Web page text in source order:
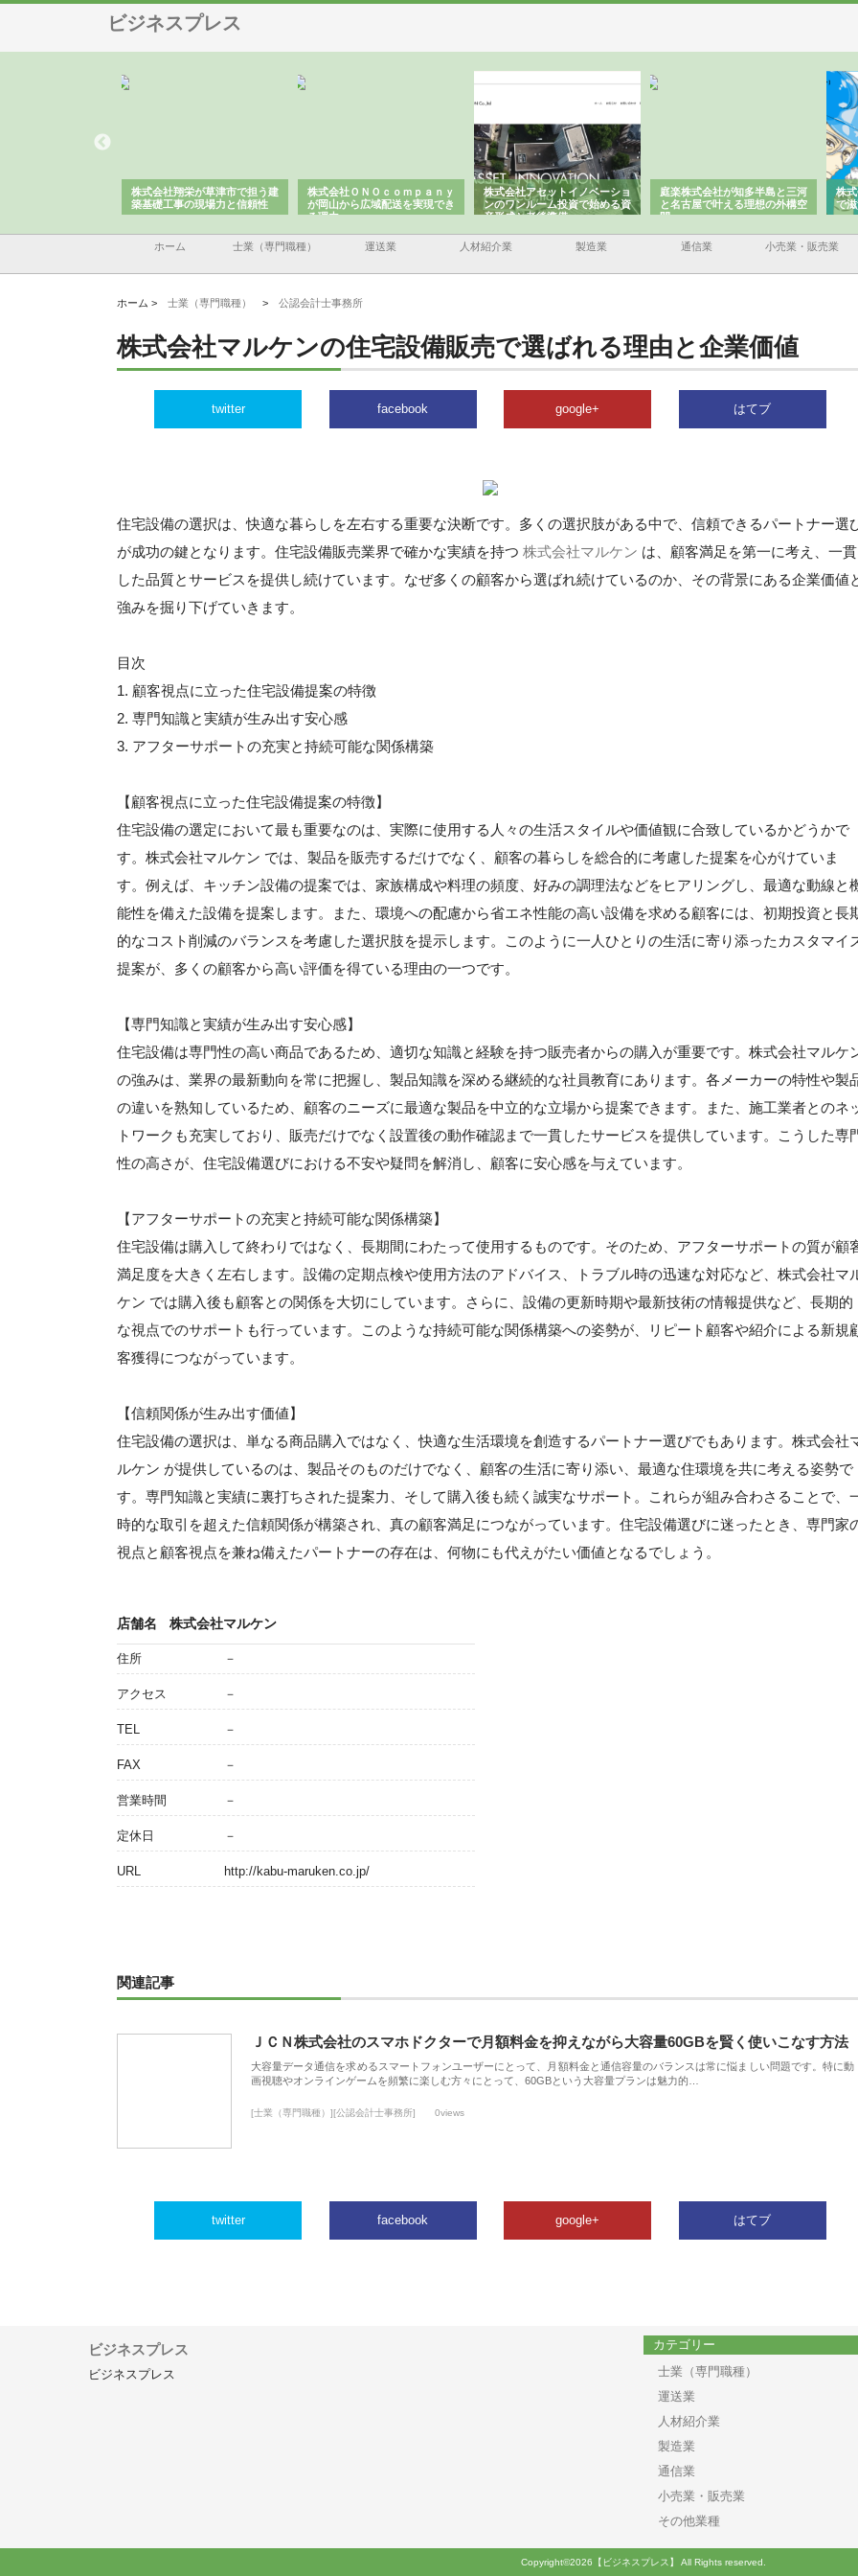
ビジネスプレス
株式会社翔栄が草津市で担う建
築基礎工事の現場力と信頼性
株式会社ＯＮＯｃｏｍｐａｎｙ
が岡山から広域配送を実現でき
る理由
株式会社アセットイノベーショ
ンのワンルーム投資で始める資
産形成と老後準備
庭楽株式会社が知多半島と三河
と名古屋で叶える理想の外構空
間
株
で
ホーム 士業（専門職種） 運送業 人材紹介業 製造業 通信業 小売業・販売業
ホーム > 士業（専門職種） > 公認会計士事務所
株式会社マルケンの住宅設備販売で選ばれる理由と企業価値
twitter facebook google+ はてブ
住宅設備の選択は、快適な暮らしを左右する重要な決断です。多くの選択肢がある中で、信頼できるパートナー選
が成功の鍵となります。住宅設備販売業界で確かな実績を持つ 株式会社マルケン は、顧客満足を第一に考え、一貫
した品質とサービスを提供し続けています。なぜ多くの顧客から選ばれ続けているのか、その背景にある企業価値
強みを掘り下げていきます。
目次
1. 顧客視点に立った住宅設備提案の特徴
2. 専門知識と実績が生み出す安心感
3. アフターサポートの充実と持続可能な関係構築
【顧客視点に立った住宅設備提案の特徴】
住宅設備の選定において最も重要なのは、実際に使用する人々の生活スタイルや価値観に合致しているかどうかで
す。株式会社マルケン では、製品を販売するだけでなく、顧客の暮らしを総合的に考慮した提案を心がけていま
す。例えば、キッチン設備の提案では、家族構成や料理の頻度、好みの調理法などをヒアリングし、最適な動線と
能性を備えた設備を提案します。また、環境への配慮から省エネ性能の高い設備を求める顧客には、初期投資と長
的なコスト削減のバランスを考慮した選択肢を提示します。このように一人ひとりの生活に寄り添ったカスタマイ
提案が、多くの顧客から高い評価を得ている理由の一つです。
【専門知識と実績が生み出す安心感】
住宅設備は専門性の高い商品であるため、適切な知識と経験を持つ販売者からの購入が重要です。株式会社マルケ
の強みは、業界の最新動向を常に把握し、製品知識を深める継続的な社員教育にあります。各メーカーの特性や製
の違いを熟知しているため、顧客のニーズに最適な製品を中立的な立場から提案できます。また、施工業者とのネ
トワークも充実しており、販売だけでなく設置後の動作確認まで一貫したサービスを提供しています。こうした専
性の高さが、住宅設備選びにおける不安や疑問を解消し、顧客に安心感を与えています。
【アフターサポートの充実と持続可能な関係構築】
住宅設備は購入して終わりではなく、長期間にわたって使用するものです。そのため、アフターサポートの質が顧
満足度を大きく左右します。設備の定期点検や使用方法のアドバイス、トラブル時の迅速な対応など、株式会社マ
ケン では購入後も顧客との関係を大切にしています。さらに、設備の更新時期や最新技術の情報提供など、長期的
な視点でのサポートも行っています。このような持続可能な関係構築への姿勢が、リピート顧客や紹介による新規
客獲得につながっています。
【信頼関係が生み出す価値】
住宅設備の選択は、単なる商品購入ではなく、快適な生活環境を創造するパートナー選びでもあります。株式会社
ルケン が提供しているのは、製品そのものだけでなく、顧客の生活に寄り添い、最適な住環境を共に考える姿勢で
す。専門知識と実績に裏打ちされた提案力、そして購入後も続く誠実なサポート。これらが組み合わさることで、
時的な取引を超えた信頼関係が構築され、真の顧客満足につながっています。住宅設備選びに迷ったとき、専門家
視点と顧客視点を兼ね備えたパートナーの存在は、何物にも代えがたい価値となるでしょう。
店舗名 株式会社マルケン
住所 －
アクセス －
TEL －
FAX －
営業時間 －
定休日 －
URL http://kabu-maruken.co.jp/
関連記事
ＪＣＮ株式会社のスマホドクターで月額料金を抑えながら大容量60GBを賢く使いこなす方法
大容量データ通信を求めるスマートフォンユーザーにとって、月額料金と通信容量のバランスは常に悩ましい問題です。特に動
画視聴やオンラインゲームを頻繁に楽しむ方々にとって、60GBという大容量プランは魅力的…
[士業（専門職種）][公認会計士事務所] 0views
twitter facebook google+ はてブ
ビジネスプレス
ビジネスプレス
カテゴリー
士業（専門職種）
運送業
人材紹介業
製造業
通信業
小売業・販売業
その他業種
Copyright©2026【ビジネスプレス】 All Rights reserved.